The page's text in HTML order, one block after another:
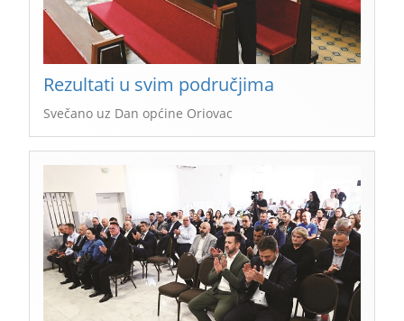
Rezultati u svim područjima
Svečano uz Dan općine Oriovac